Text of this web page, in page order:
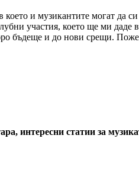
и музикантите могат да
участия, което ще ми даде
бъдеще и до нови срещи.
интересни статии за